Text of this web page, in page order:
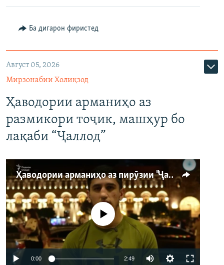
Ба дигарон фиристед
Август 05, 2026
Мирзонабии Холиқзод
Ҳаводории арманиҳо аз
размикори тоҷик, машҳур бо
лақаби “Ҷаллод”
Ҳаводории арманиҳо аз пирӯзии "Ҷаллод"-и тоҷик
Феълан кор намекунад
0:00 2:49